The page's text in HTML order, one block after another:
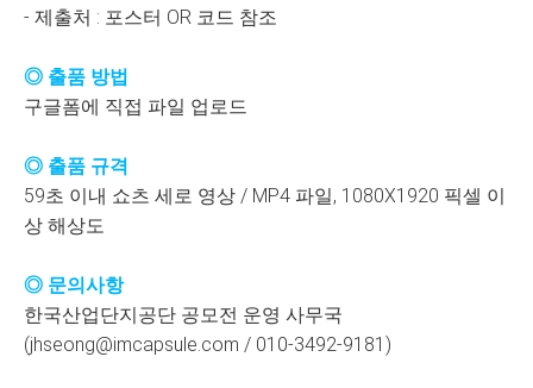
- 제출처 : 포스터 OR 코드 참조
◎ 출품 방법
구글폼에 직접 파일 업로드
◎ 출품 규격
59초 이내 쇼츠 세로 영상 / MP4 파일, 1080X1920 픽셀 이
상 해상도
◎ 문의사항
한국산업단지공단 공모전 운영 사무국
(jhseong@imcapsule.com / 010-3492-9181)